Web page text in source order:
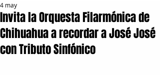
Invita la Orquesta Filarmónica de
Chihuahua a recordar a José José
con Tributo Sinfónico
4 may